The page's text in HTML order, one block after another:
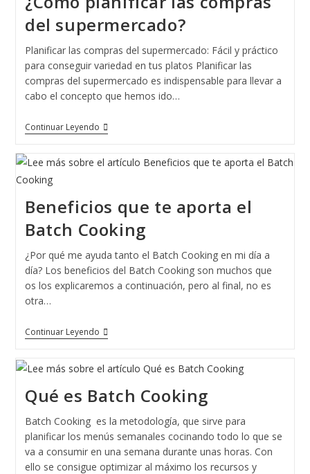
del supermercado?
Planificar las compras del supermercado: Fácil y práctico
para conseguir variedad en tus platos Planificar las
compras del supermercado es indispensable para llevar a
cabo el concepto que hemos ido…
Continuar Leyendo¿Cómo
Planificar
Compras
Beneficios que te aporta el
Batch Cooking
¿Por qué me ayuda tanto el Batch Cooking en mi día a
día? Los beneficios del Batch Cooking son muchos que
os los explicaremos a continuación, pero al final, no es
otra…
Continuar LeyendoBeneficios
Que
Aporta
El
Cooking
Qué es Batch Cooking
Batch Cooking es la metodología, que sirve para
planificar los menús semanales cocinando todo lo que se
va a consumir en una semana durante unas horas. Con
ello se consigue optimizar al máximo los recursos y